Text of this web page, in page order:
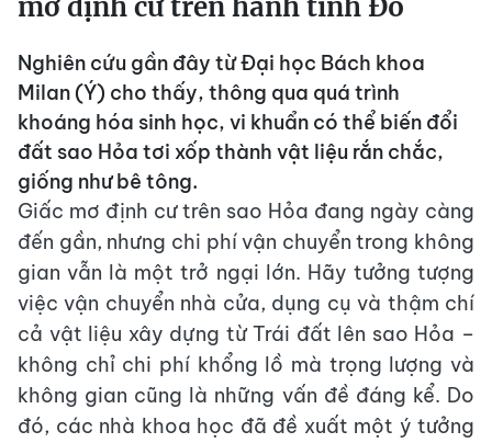
mơ định cư trên hành tinh Đỏ
Nghiên cứu gần đây từ Đại học Bách khoa
Milan (Ý) cho thấy, thông qua quá trình
khoáng hóa sinh học, vi khuẩn có thể biến đổi
đất sao Hỏa tơi xốp thành vật liệu rắn chắc,
giống như bê tông.
Giấc mơ định cư trên sao Hỏa đang ngày càng
đến gần, nhưng chi phí vận chuyển trong không
gian vẫn là một trở ngại lớn. Hãy tưởng tượng
việc vận chuyển nhà cửa, dụng cụ và thậm chí
cả vật liệu xây dựng từ Trái đất lên sao Hỏa –
không chỉ chi phí khổng lồ mà trọng lượng và
không gian cũng là những vấn đề đáng kể. Do
đó, các nhà khoa học đã đề xuất một ý tưởng